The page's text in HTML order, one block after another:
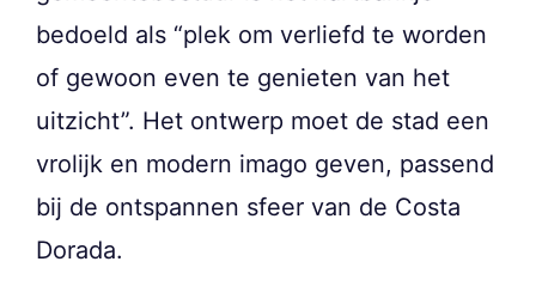
bedoeld als “plek om verliefd te worden
of gewoon even te genieten van het
uitzicht”. Het ontwerp moet de stad een
vrolijk en modern imago geven, passend
bij de ontspannen sfeer van de Costa
Dorada.